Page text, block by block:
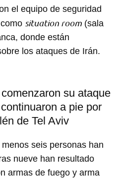
el equipo de seguridad
situation room (sala
donde están
los ataques de Irán.
su ataque
a pie por
de Tel Aviv
seis personas han
nueve han resultado
armas de fuego y arma